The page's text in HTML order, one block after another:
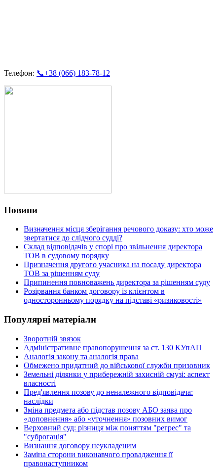
Телефон: 📞+38 (066) 183-78-12
Новини
Визначення місця зберігання речового доказу: хто може
звертатися до слідчого судді?
Склад відповідачів у спорі про звільнення директора
ТОВ в судовому порядку
Призначення другого учасника на посаду директора
ТОВ за рішенням суду
Припинення повноважень директора за рішенням суду
Розірвання банком договору із клієнтом в
односторонньому порядку на підставі «ризиковості»
Популярні матеріали
Зворотній звязок
Адміністративне правопорушення за ст. 130 КУпАП
Аналогія закону та аналогія права
Обмежено придатний до військової служби призовник
Земельні ділянки у прибережній захисній смузі: аспект
власності
Пред'явлення позову до неналежного відповідача:
наслідки
Зміна предмета або підстав позову АБО заява про
«доповнення» або «уточнення» позовних вимог
Верховний суд: різниця між поняттям "регрес" та
"суброгація"
Визнання договору неукладеним
Заміна сторони виконавчого провадження її
правонаступником